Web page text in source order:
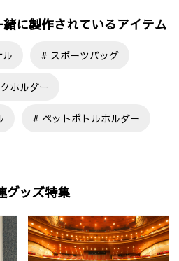
に製作されているアイテム
ル スポーツバッグ
ホルダー
ペットボトルホルダー
グッズ特集